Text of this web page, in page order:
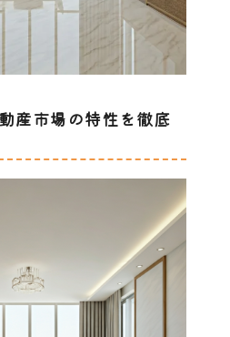
産市場の特性を徹底